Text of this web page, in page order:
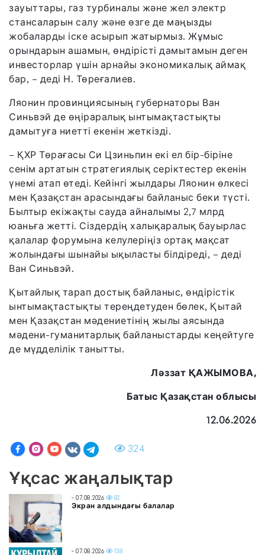
зауыттары, газ турбиналы және жел электр
стансаларын салу және өзге де маңызды
жобаларды іске асырып жатырмыз. Жұмыс
орындарын ашамын, өндірісті дамытамын деген
инвесторлар үшін арнайы экономикалық аймақ
бар, – деді Н. Төреғалиев.
Ляонин провинциясының губернаторы Ван
Синьвэй де өңіраралық ынтымақтастықты
дамытуға ниетті екенін жеткізді.
– ҚХР Төрағасы Си Цзиньпин екі ел бір-біріне
сенім артатын стратегиялық серіктестер екенін
үнемі атап өтеді. Кейінгі жылдары Ляонин өлкесі
мен Қазақстан арасындағы байланыс беки түсті.
Былтыр екіжақты сауда айналымы 2,7 млрд
юаньға жетті. Сіздердің халықаралық бауырлас
қалалар форумына келулеріңіз ортақ мақсат
жолындағы шынайы ықыласты білдіреді, – деді
Ван Синьвэй.
Қытайлық тарап достық байланыс, өндірістік
ынтымақтастықты тереңдетуден бөлек, Қытай
мен Қазақстан мәдениетінің жылы аясында
мәдени-гуманитарлық байланыстарды кеңейтуге
де мүдделілік танытты.
Ләззат ҚАЖЫМОВА,
Батыс Қазақстан облысы
12.06.2026
324
Ұқсас жаңалықтар
- 07.08.2026 82
Экран алдындағы балалар
- 07.08.2026 138